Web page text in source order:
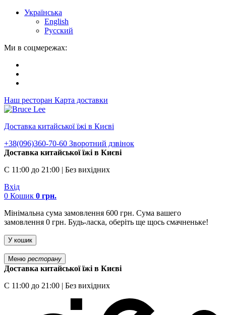
Українська
English
Русский
Ми в соцмережах:
Наш ресторан Карта доставки
Доставка китайської їжі в Києві
+38(096)360-70-60 Зворотний дзвінок
Доставка китайської їжі в Києві
С 11:00 до 21:00 | Без вихідних
Вхід
0 Кошик 0 грн.
Мінімальна сума замовлення 600 грн. Сума вашего
замовлення 0 грн. Будь-ласка, оберіть ще щось смачненьке!
У кошик
Меню ресторану
Доставка китайської їжі в Києві
С 11:00 до 21:00 | Без вихідних